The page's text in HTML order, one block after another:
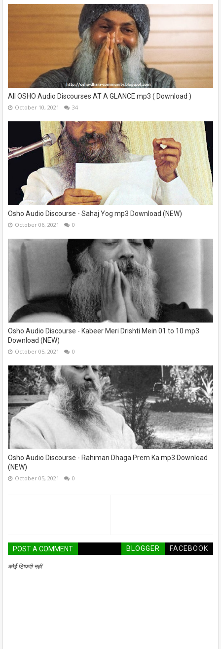
All OSHO Audio Discourses AT A GLANCE mp3 ( Download )
October 10, 2021 34
Osho Audio Discourse - Sahaj Yog mp3 Download (NEW)
October 06, 2021 0
Osho Audio Discourse - Kabeer Meri Drishti Mein 01 to 10 mp3
Download (NEW)
October 05, 2021 0
Osho Audio Discourse - Rahiman Dhaga Prem Ka mp3 Download
(NEW)
October 05, 2021 0
POST A COMMENT BLOGGER FACEBOOK
कोई टिप्पणी नहीं